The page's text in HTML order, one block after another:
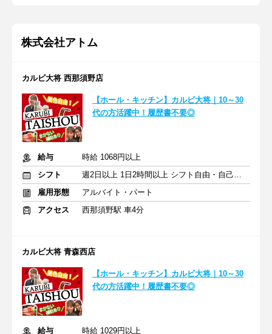
株式会社アトム
カルビ大将 西那須野店
【ホール・キッチン】カルビ大将｜10～30
代の方活躍中！履歴書不要◎
給与
時給 1068円以上
シフト
週2日以上 1日2時間以上 シフト自由・自己申告
雇用形態
アルバイト・パート
アクセス
西那須野駅 車4分
カルビ大将 青森西店
【ホール・キッチン】カルビ大将｜10～30
代の方活躍中！履歴書不要◎
給与
時給 1029円以上